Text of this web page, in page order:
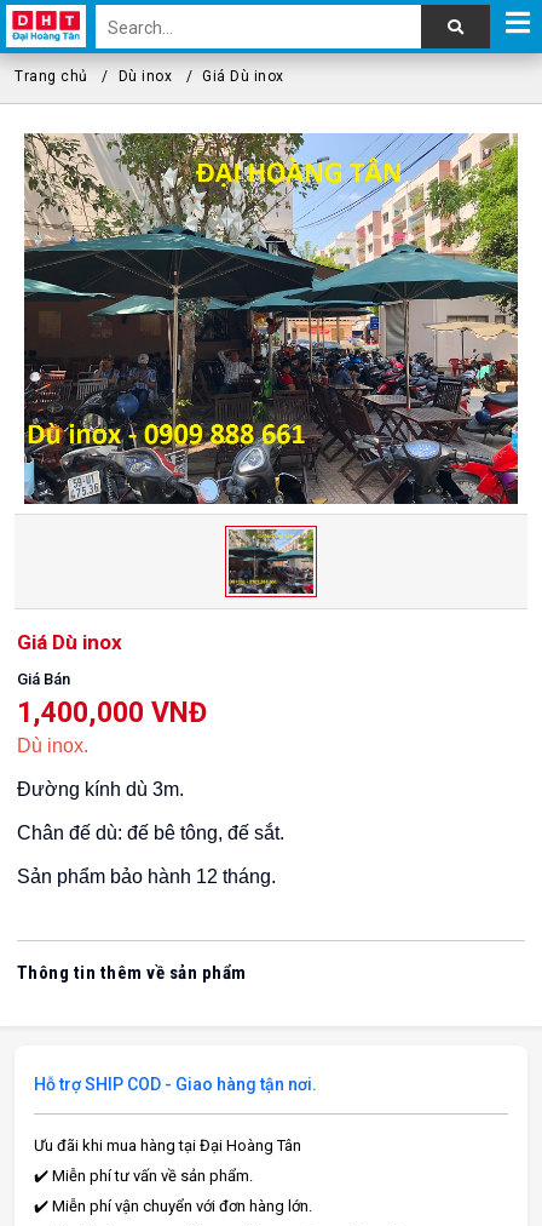
Trang chủ Dù inox Giá Dù inox
Giá Dù inox
Giá Bán
1,400,000 VNĐ
Dù inox.
Đường kính dù 3m.
Chân đế dù: đế bê tông, đế sắt.
Sản phẩm bảo hành 12 tháng.
Thông tin thêm về sản phẩm
Hỗ trợ SHIP COD - Giao hàng tận nơi.
Ưu đãi khi mua hàng tại Đại Hoàng Tân
✔️ Miễn phí tư vấn về sản phẩm.
✔️ Miễn phí vận chuyển với đơn hàng lớn.